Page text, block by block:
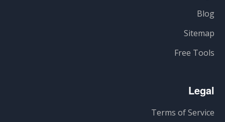
Blog
Sitemap
Free Tools
Legal
Terms of Service